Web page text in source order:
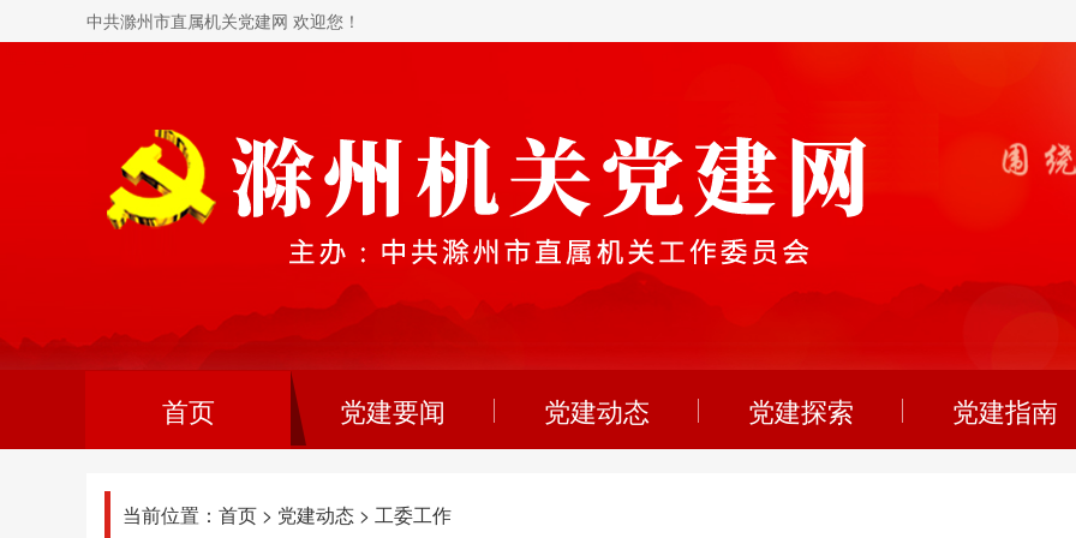
中共滁州市直属机关党建网 欢迎您！
首页 党建要闻 党建动态 党建探索 党建指南
当前位置： 首页 > 党建动态 > 工委工作